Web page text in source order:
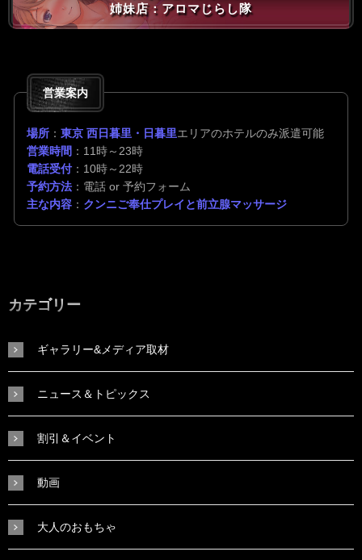
姉妹店：アロマじらし隊
営業案内
場所 ： 東京 西日暮里・日暮里エリアのホテルのみ派遣可能
営業時間 ：11時～23時
電話受付：10時～22時
予約方法 ：電話 or 予約フォーム
主な内容 ： クンニご奉仕プレイと前立腺マッサージ
カテゴリー
ギャラリー&メディア取材
ニュース＆トピックス
割引＆イベント
動画
大人のおもちゃ